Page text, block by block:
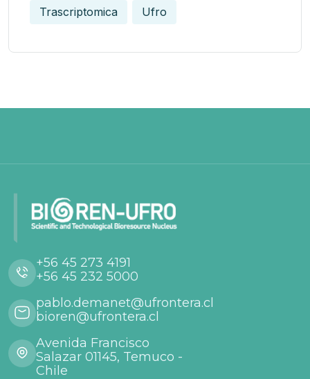
Trascriptomica Ufro
+56 45 273 4191
+56 45 232 5000
pablo.demanet@ufrontera.cl
bioren@ufrontera.cl
Avenida Francisco
Salazar 01145, Temuco -
Chile